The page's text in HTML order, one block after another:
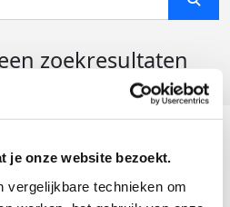
je onze website bezoekt.
vergelijkbare technieken om
zoekresultaten